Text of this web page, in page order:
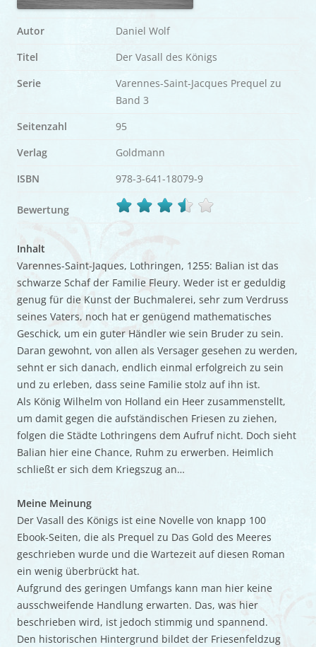
Autor
Daniel Wolf
Titel
Der Vasall des Königs
Serie
Varennes-Saint-Jacques Prequel zu
Band 3
Seitenzahl
95
Verlag
Goldmann
ISBN
978-3-641-18079-9
Bewertung
Inhalt
Varennes-Saint-Jaques, Lothringen, 1255: Balian ist das
schwarze Schaf der Familie Fleury. Weder ist er geduldig
genug für die Kunst der Buchmalerei, sehr zum Verdruss
seines Vaters, noch hat er genügend mathematisches
Geschick, um ein guter Händler wie sein Bruder zu sein.
Daran gewohnt, von allen als Versager gesehen zu werden,
sehnt er sich danach, endlich einmal erfolgreich zu sein
und zu erleben, dass seine Familie stolz auf ihn ist.
Als König Wilhelm von Holland ein Heer zusammenstellt,
um damit gegen die aufständischen Friesen zu ziehen,
folgen die Städte Lothringens dem Aufruf nicht. Doch sieht
Balian hier eine Chance, Ruhm zu erwerben. Heimlich
schließt er sich dem Kriegszug an…
Meine Meinung
Der Vasall des Königs ist eine Novelle von knapp 100
Ebook-Seiten, die als Prequel zu Das Gold des Meeres
geschrieben wurde und die Wartezeit auf diesen Roman
ein wenig überbrückt hat.
Aufgrund des geringen Umfangs kann man hier keine
ausschweifende Handlung erwarten. Das, was hier
beschrieben wird, ist jedoch stimmig und spannend.
Den historischen Hintergrund bildet der Friesenfeldzug